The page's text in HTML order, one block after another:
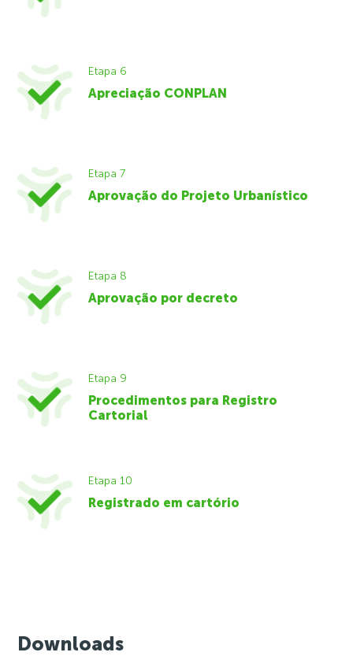
Etapa 6
Apreciação CONPLAN
Etapa 7
Aprovação do Projeto Urbanístico
Etapa 8
Aprovação por decreto
Etapa 9
Procedimentos para Registro
Cartorial
Etapa 10
Registrado em cartório
Downloads